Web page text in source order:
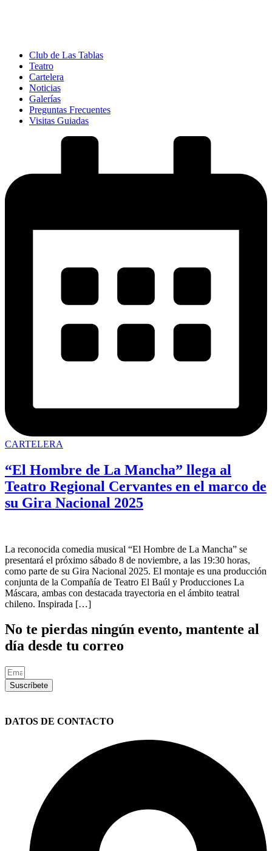
Club de Las Tablas
Teatro
Cartelera
Noticias
Galerías
Preguntas Frecuentes
Visitas Guiadas
CARTELERA
“El Hombre de La Mancha” llega al
Teatro Regional Cervantes en el marco de
su Gira Nacional 2025
La reconocida comedia musical “El Hombre de La Mancha” se
presentará el próximo sábado 8 de noviembre, a las 19:30 horas,
como parte de su Gira Nacional 2025. El montaje es una producción
conjunta de la Compañía de Teatro El Baúl y Producciones La
Máscara, ambas con destacada trayectoria en el ámbito teatral
chileno. Inspirada […]
No te pierdas ningún evento, mantente al
día desde tu correo
Suscríbete
DATOS DE CONTACTO